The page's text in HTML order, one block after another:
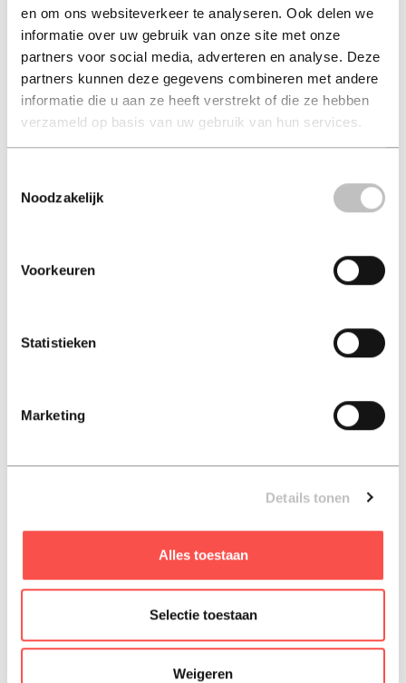
en om ons websiteverkeer te analyseren. Ook delen we
informatie over uw gebruik van onze site met onze
partners voor social media, adverteren en analyse. Deze
partners kunnen deze gegevens combineren met andere
informatie die u aan ze heeft verstrekt of die ze hebben
verzameld op basis van uw gebruik van hun services.
Noodzakelijk
Voorkeuren
Statistieken
Marketing
Details tonen
Alles toestaan
Selectie toestaan
Weigeren
Lexicon aanbesteding
hein van der horst
€ 61,95
Paperback - 2019
Merck Manual Medisch
handboek
m.h. beers
€ 99,99
Hard-cover - 2005
€ 28,99
lois eijgenraam
€ 16,00